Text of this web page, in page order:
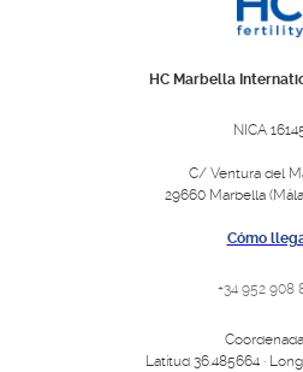
HC Marbella
NICA
C/ Ventura del
29660 Marbella
Cómo
+34 952 908
Latitud 36.485664 ·